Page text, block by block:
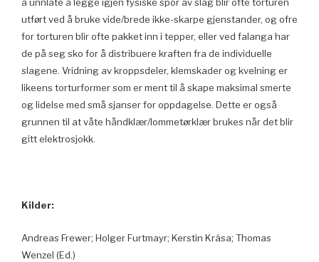
utført ved å bruke vide/brede ikke-skarpe gjenstander, og ofre
for torturen blir ofte pakket inn i tepper, eller ved falanga har
de på seg sko for å distribuere kraften fra de individuelle
slagene. Vridning av kroppsdeler, klemskader og kvelning er
likeens torturformer som er ment til å skape maksimal smerte
og lidelse med små sjanser for oppdagelse. Dette er også
grunnen til at våte håndklær/lommetørklær brukes når det blir
gitt elektrosjokk.
Kilder:
Andreas Frewer; Holger Furtmayr; Kerstin Krása; Thomas
Wenzel (Ed.)